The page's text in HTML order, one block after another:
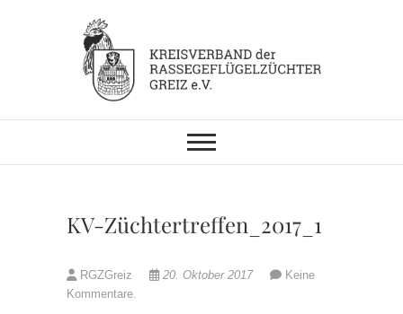
KV RGZ Greiz
KV-Züchtertreffen_2017_1
RGZGreiz 20. Oktober 2017
Keine
Kommentare.